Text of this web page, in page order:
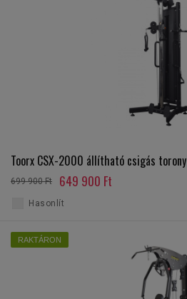
Toorx CSX-2000 állítható csigás torony
699 900 Ft 649 900 Ft
Hasonlít
RAKTÁRON